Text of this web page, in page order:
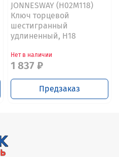
JONNESWAY (H02M118)
Ключ торцевой
шестигранный
удлиненный, H18
Нет в наличии
1 837 ₽
Предзаказ